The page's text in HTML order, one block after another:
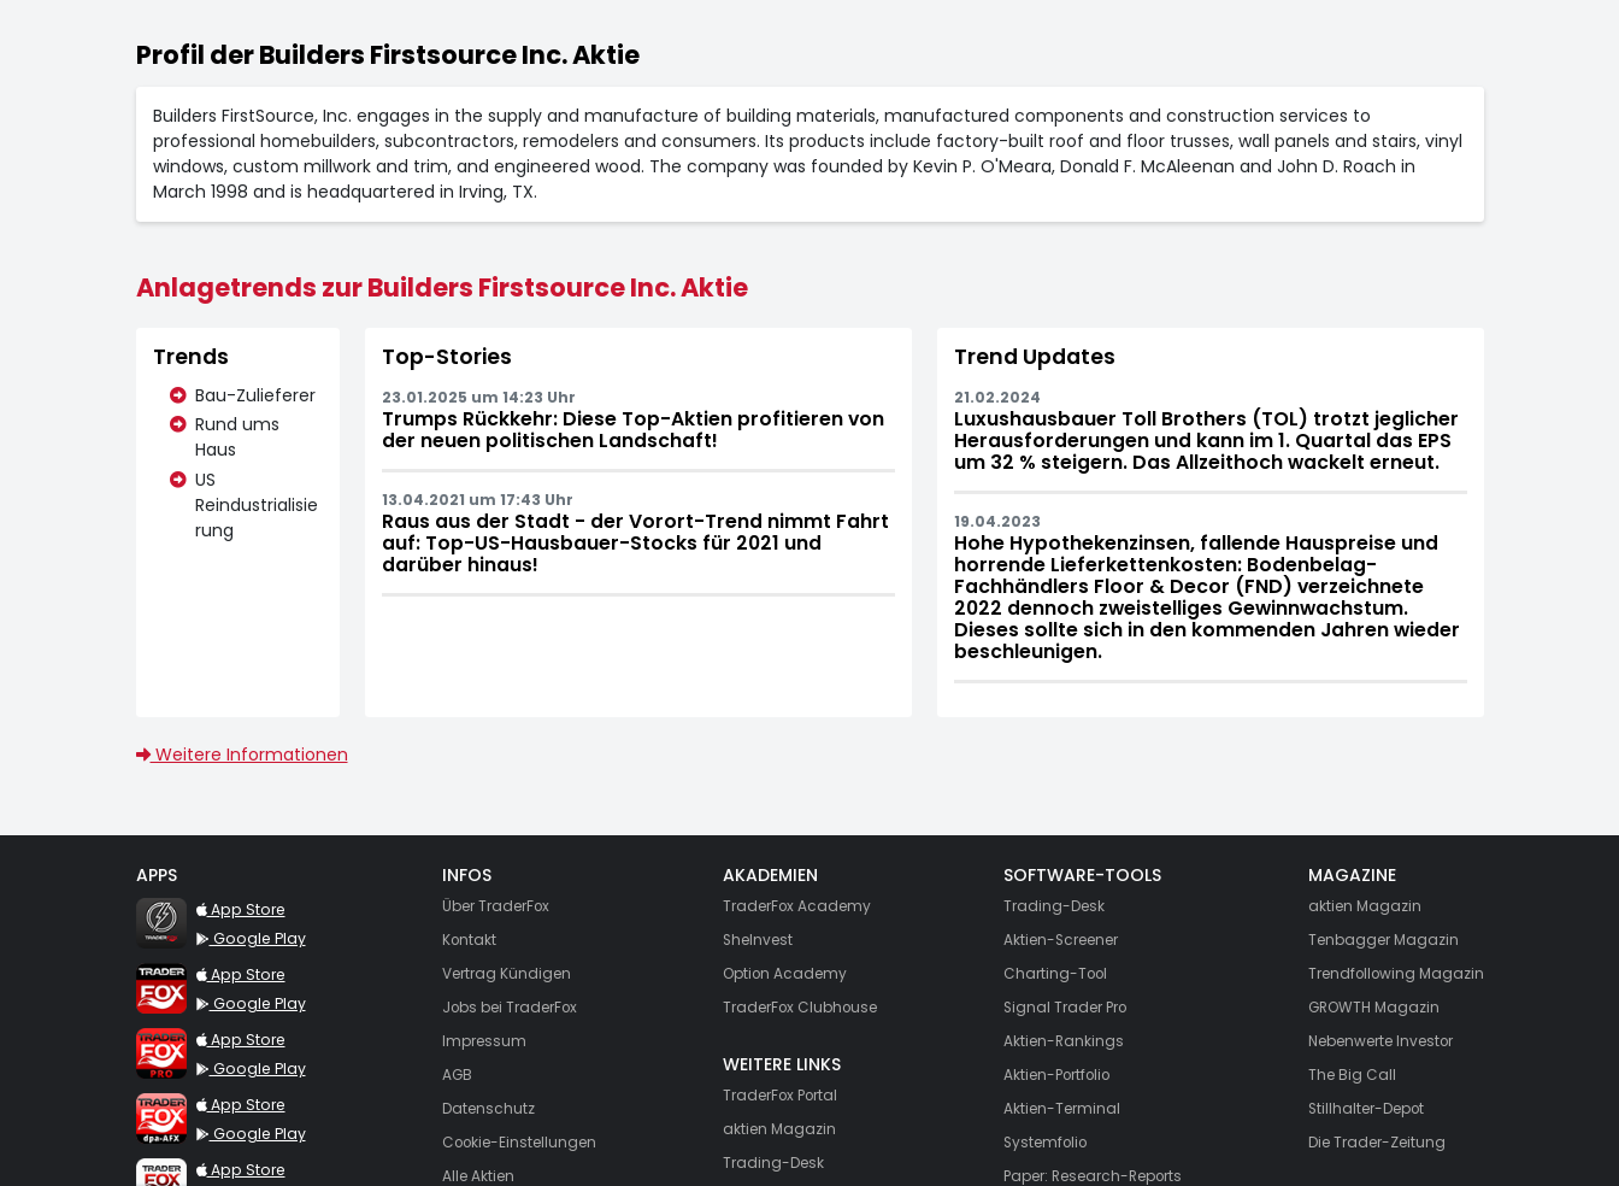
Profil der Builders Firstsource Inc. Aktie
Builders FirstSource, Inc. engages in the supply and manufacture of building materials, manufactured components and construction services to
professional homebuilders, subcontractors, remodelers and consumers. Its products include factory-built roof and floor trusses, wall panels and stairs, vinyl
windows, custom millwork and trim, and engineered wood. The company was founded by Kevin P. O'Meara, Donald F. McAleenan and John D. Roach in
March 1998 and is headquartered in Irving, TX.
Anlagetrends zur Builders Firstsource Inc. Aktie
Trends
Bau-Zulieferer
Rund ums
Haus
US
Reindustrialisie
rung
Top-Stories
23.01.2025 um 14:23 Uhr
Trumps Rückkehr: Diese Top-Aktien profitieren von
der neuen politischen Landschaft!
13.04.2021 um 17:43 Uhr
Raus aus der Stadt - der Vorort-Trend nimmt Fahrt
auf: Top-US-Hausbauer-Stocks für 2021 und
darüber hinaus!
Trend Updates
21.02.2024
Luxushausbauer Toll Brothers (TOL) trotzt jeglicher
Herausforderungen und kann im 1. Quartal das EPS
um 32 % steigern. Das Allzeithoch wackelt erneut.
19.04.2023
Hohe Hypothekenzinsen, fallende Hauspreise und
horrende Lieferkettenkosten: Bodenbelag-
Fachhändlers Floor & Decor (FND) verzeichnete
2022 dennoch zweistelliges Gewinnwachstum.
Dieses sollte sich in den kommenden Jahren wieder
beschleunigen.
Weitere Informationen
APPS
TraderFox Flash
App Store
Google Play
TraderFox App
App Store
Google Play
TraderFox Pro
App Store
Google Play
TraderFox dpa-AFX ProFeed
App Store
Google Play
TraderFox Live Trading
App Store
INFOS
Über TraderFox
Kontakt
Vertrag Kündigen
Jobs bei TraderFox
Impressum
AGB
Datenschutz
Cookie-Einstellungen
Alle Aktien
AKADEMIEN
TraderFox Academy
SheInvest
Option Academy
TraderFox Clubhouse
WEITERE LINKS
TraderFox Portal
aktien Magazin
Trading-Desk
SOFTWARE-TOOLS
Trading-Desk
Aktien-Screener
Charting-Tool
Signal Trader Pro
Aktien-Rankings
Aktien-Portfolio
Aktien-Terminal
Systemfolio
Paper: Research-Reports
MAGAZINE
aktien Magazin
Tenbagger Magazin
Trendfollowing Magazin
GROWTH Magazin
Nebenwerte Investor
The Big Call
Stillhalter-Depot
Die Trader-Zeitung